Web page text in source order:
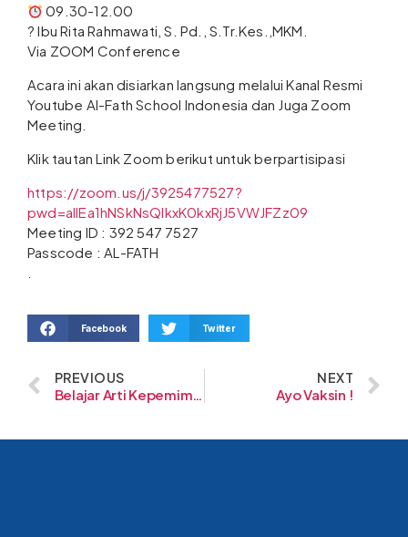
09.30-12.00
?️ Ibu Rita Rahmawati, S. Pd., S.Tr.Kes.,MKM.
Via ZOOM Conference
Acara ini akan disiarkan langsung melalui Kanal Resmi
Youtube Al-Fath School Indonesia dan Juga Zoom
Meeting.
Klik tautan Link Zoom berikut untuk berpartisipasi
https://zoom.us/j/3925477527?
pwd=allEa1hNSkNsQlkxK0kxRjJ5VWJFZz09
Meeting ID : 392 547 7527
Passcode : AL-FATH
Facebook Twitter
PREVIOUS
Belajar Arti Kepemimpinan
NEXT
Ayo Vaksin !